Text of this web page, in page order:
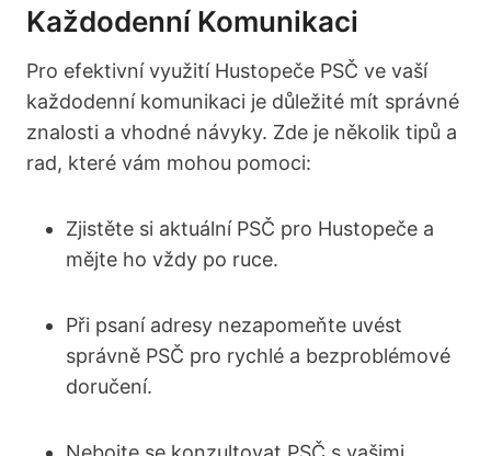
Každodenní Komunikaci
Pro efektivní využití Hustopeče PSČ ve vaší
každodenní komunikaci je důležité mít správné
znalosti‌ a vhodné návyky. Zde je několik tipů a
rad, které ​vám mohou pomoci:
Zjistěte ‍si‌ aktuální PSČ pro Hustopeče a​
mějte ho vždy po ruce.
Při psaní ⁣adresy nezapomeňte uvést
správně PSČ‌ pro ‌rychlé‍ a bezproblémové
doručení.